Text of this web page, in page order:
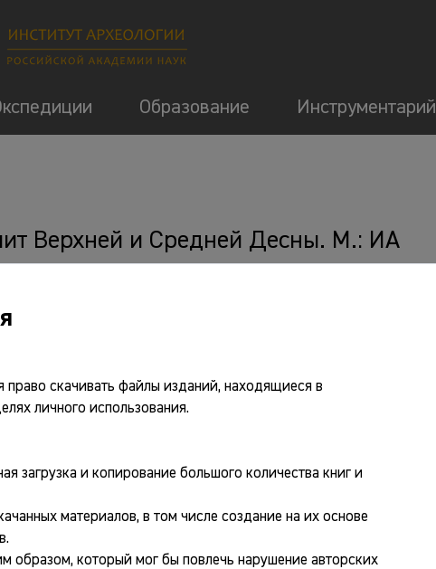
Образование Инструментарий
Верхней и Средней Десны. М.: ИА
Александр Сергеевич
право скачивать файлы изданий, находящиеся в
личного использования.
загрузка и копирование большого количества книг и
материалов, в том числе создание на их основе
образом, который мог бы повлечь нарушение авторских